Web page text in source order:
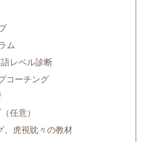
ム
レベル診断
コーチング
任意）
、虎視眈々の教材